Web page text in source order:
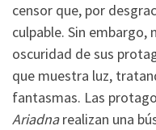
censor que, por
culpable. Sin embargo,
oscuridad de sus
que muestra luz,
fantasmas. Las
Ariadnarealizan una